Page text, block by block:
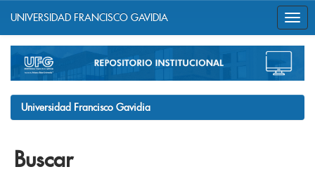
navigation
UNIVERSIDAD FRANCISCO GAVIDIA
Universidad Francisco Gavidia
Buscar